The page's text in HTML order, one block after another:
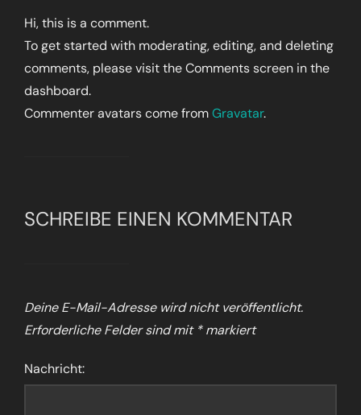
Hi, this is a comment.
To get started with moderating, editing, and deleting
comments, please visit the Comments screen in the
dashboard.
Commenter avatars come fromGravatar.
SCHREIBE EINEN KOMMENTAR
Deine E-Mail-Adresse wird nicht veröffentlicht.
Erforderliche Felder sind mit *markiert
Nachricht: